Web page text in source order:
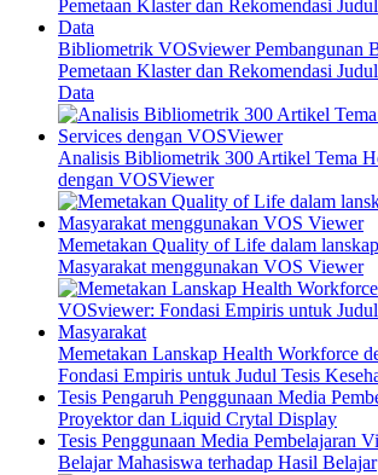
Bibliometrik VOSviewer Pembangunan
Pemetaan Klaster dan Rekomendasi
Data
Analisis Bibliometrik 300 Artikel Tema
dengan VOSViewer
Memetakan Quality of Life dalam
Masyarakat menggunakan VOS Viewer
Memetakan Lanskap Health Workforce
Fondasi Empiris untuk Judul Tesis
Tesis Pengaruh Penggunaan Media
Proyektor dan Liquid Crytal Display
Tesis Penggunaan Media Pembelajaran
Belajar Mahasiswa terhadap Hasil Belajar